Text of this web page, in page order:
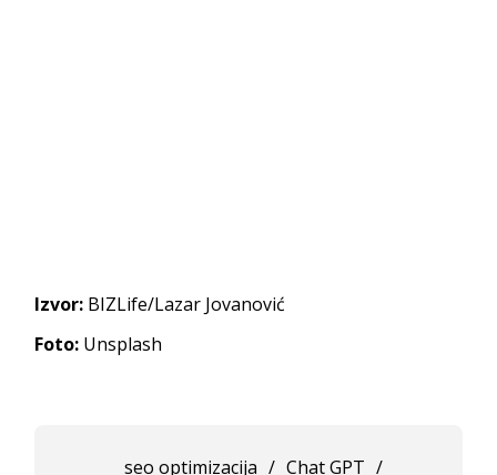
Izvor: BIZLife/Lazar Jovanović
Foto: Unsplash
seo optimizacija / Chat GPT /